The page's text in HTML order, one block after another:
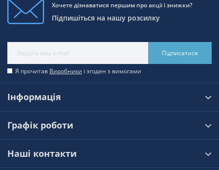
Хочете дізнаватися першим про акції і знижки?
Підпишіться на нашу розсилку
Підписатися
Я прочитав Виробники і згоден з вимогами
Інформація
Графік роботи
Наші контакти